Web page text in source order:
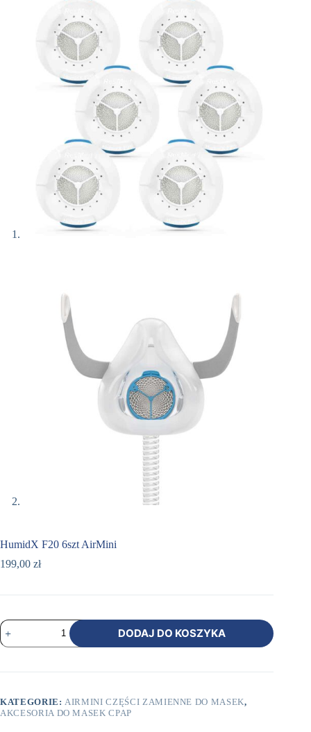
HumidX F20 6szt AirMini
199,00 zł
ilość
HumidX
F20
AirMini
DODAJ DO KOSZYKA
KATEGORIE: AIRMINI CZĘŚCI ZAMIENNE DO MASEK,
AKCESORIA DO MASEK CPAP